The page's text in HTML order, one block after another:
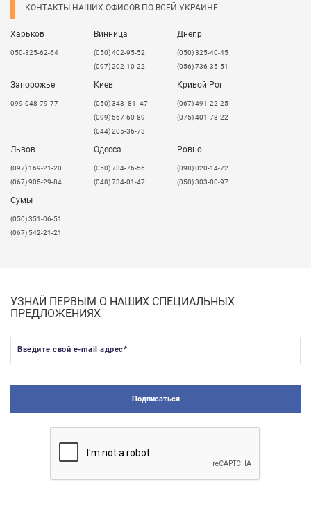
КОНТАКТЫ НАШИХ ОФИСОВ ПО ВСЕЙ УКРАИНЕ
Харьков
050-325-62-64
Винница
(050) 402-95-52
(097) 202-10-22
Днепр
(050) 325-40-45
(056) 736-35-51
Запорожье
099-048-79-77
Киев
(050) 343- 81- 47
(099) 567-60-89
(044) 205-36-73
Кривой Рог
(067) 491-22-25
(075) 401-78-22
Львов
​(097) 169-21-20
(067) 905-29-84
Одесса
(050) 734-76-56
(048) 734-01-47
Ровно
(098) 020-14-72
(050) 303-80-97
Сумы
(050) 351-06-51
(067) 542-21-21
УЗНАЙ ПЕРВЫМ О НАШИХ СПЕЦИАЛЬНЫХ
ПРЕДЛОЖЕНИЯХ
Введите свой e-mail адрес*
Подписаться